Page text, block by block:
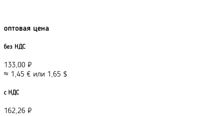
оптовая цена
без НДС
133,00 ₽
≈ 1,45 € или 1,65 $
с НДС
162,26 ₽